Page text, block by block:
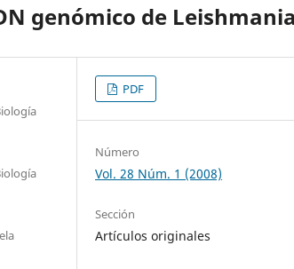
genómico de Leishmania
PDF
Número
Vol. 28 Núm. 1 (2008)
Sección
Artículos originales